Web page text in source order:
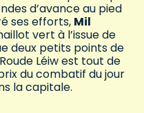
d’avance au pied
ses efforts, Mil
vert à l’issue de
deux petits points de
Léiw est tout de
du combatif du jour
la capitale.